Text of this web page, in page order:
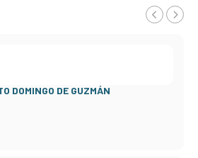
DOMINGO DE GUZMÁN